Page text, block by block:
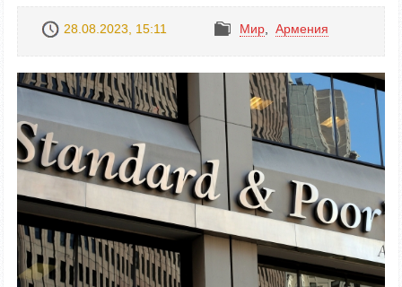
28.08.2023, 15:11 Mир Армения